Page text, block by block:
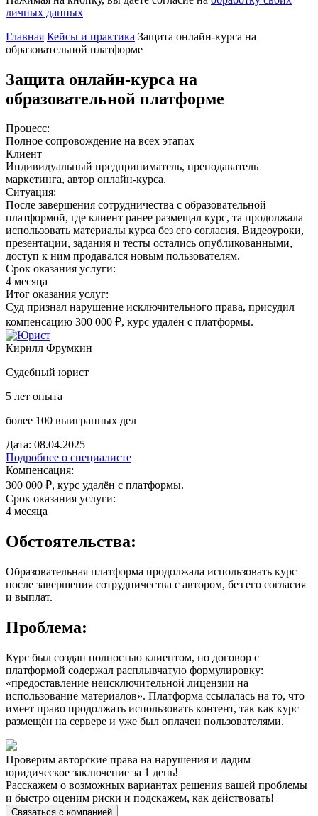
личных данных
Главная Кейсы и практика Защита онлайн-курса на
образовательной платформе
Защита онлайн-курса на
образовательной платформе
Процесс:
Полное сопровождение на всех этапах
Клиент
Индивидуальный предприниматель, преподаватель
маркетинга, автор онлайн-курса.
Ситуация:
После завершения сотрудничества с образовательной
платформой, где клиент ранее размещал курс, та продолжала
использовать материалы курса без его согласия. Видеоуроки,
презентации, задания и тесты остались опубликованными,
доступ к ним продавался новым пользователям.
Срок оказания услуги:
4 месяца
Итог оказания услуг:
Суд признал нарушение исключительного права, присудил
компенсацию 300 000 ₽, курс удалён с платформы.
Кирилл Фрумкин
Судебный юрист
5 лет опыта
более 100 выигранных дел
Дата: 08.04.2025
Подробнее о специалисте
Компенсация:
300 000 ₽, курс удалён с платформы.
Срок оказания услуги:
4 месяца
Обстоятельства:
Образовательная платформа продолжала использовать курс
после завершения сотрудничества с автором, без его согласия
и выплат.
Проблема:
Курс был создан полностью клиентом, но договор с
платформой содержал расплывчатую формулировку:
«предоставление неисключительной лицензии на
использование материалов». Платформа ссылалась на то, что
имеет право продолжать использовать контент, так как курс
размещён на сервере и уже был оплачен пользователями.
Проверим авторские права на нарушения и дадим
юридическое заключение за 1 день!
Расскажем о возможных вариантах решения вашей проблемы
и быстро оценим риски и подскажем, как действовать!
Связаться с компанией